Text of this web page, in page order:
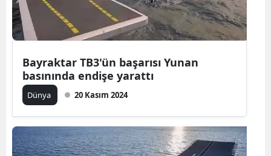
Bayraktar TB3'ün başarısı Yunan
basınında endişe yarattı
Dünya 20 Kasım 2024